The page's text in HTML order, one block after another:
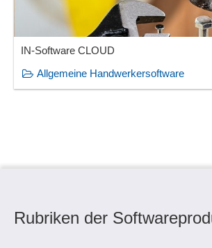
IN-Software CLOUD
Allgemeine Handwerkersoftware
Rubriken der